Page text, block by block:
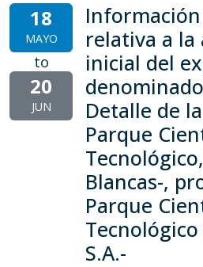
18
MAYO
to
20
JUN
relativa a la
inicial del
Detalle de
Parque
Blancas-,
Parque
S.A.-